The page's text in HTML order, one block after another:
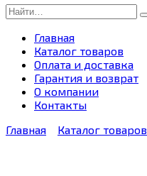
Search
for:
Главная
Каталог товаров
Оплата и доставка
Гарантия и возврат
О компании
Контакты
Главная
Каталог товаров